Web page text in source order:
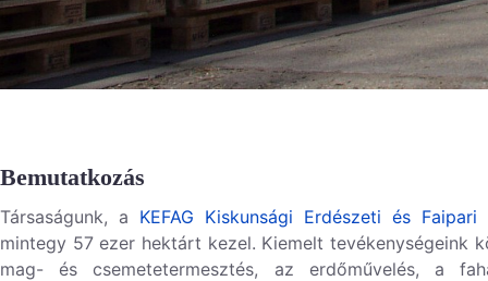
Bemutatkozás
Társaságunk, a KEFAG Kiskunsági Erdészeti és Faipari
mintegy 57 ezer hektárt kezel. Kiemelt tevékenységeink
mag- és csemetetermesztés, az erdőművelés, a